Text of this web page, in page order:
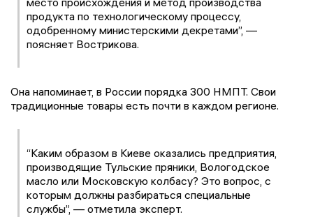
продукта по технологическому процессу,
одобренному министерскими декретами”, —
поясняет Вострикова.
Она напоминает, в России порядка 300 НМПТ. Свои
традиционные товары есть почти в каждом регионе.
“Каким образом в Киеве оказались предприятия,
производящие Тульские пряники, Вологодское
масло или Московскую колбасу? Это вопрос, с
которым должны разбираться специальные
службы”, — отметила эксперт.